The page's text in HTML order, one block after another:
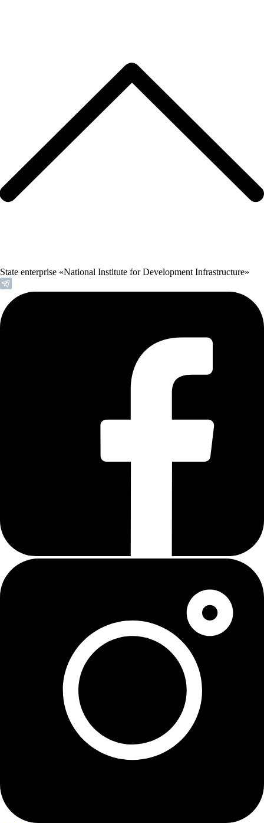
State enterprise «National Institute for Development Infrastructure»